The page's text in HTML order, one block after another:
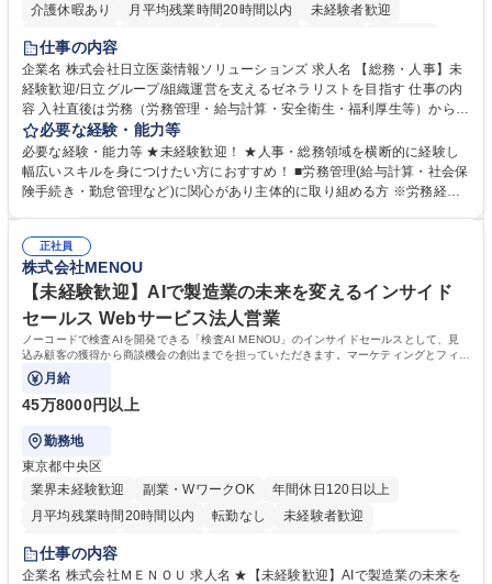
介護休暇あり 月平均残業時間20時間以内
未経験者歓迎
住宅手当あり
育休あり
完全週休2日制 交通費支給 土日祝休み 寮・社宅あり
仕事の内容
企業名 株式会社日立医薬情報ソリューションズ 求人名 【総務・人事】未
経験歓迎/日立グループ/組織運営を支えるゼネラリストを目指す 仕事の内
容 入社直後は労務（労務管理・給与計算・安全衛生・福利厚生等）からお
任せいたします。将来は総務・採用・教育業務へ守備範囲を広げ、組織運
営を支えるゼネラリストをめざせます。 ・初期業務：労働時間管理、給与
計算、社会保険対応、福利厚生管理、安全衛生、健康経営推進等をお任せ
します。ご経験に応じて、休職者管理など、幅広く経験を積んでいただき
幅広く経験を積みたい意欲がある方に最適な環境です。 募集職種 【総
務・人事】未経験歓迎/日立グループ/組織運営を支えるゼネラリストを目
指す
必要な経験・能力等
必要な経験・能力等 ★未経験歓迎！ ★人事・総務領域を横断的に経験し
幅広いスキルを身につけたい方におすすめ！ ■労務管理(給与計算・社会保
険手続き・勤怠管理など)に関心があり主体的に取り組める方 ※労務経験
のご経験 ■労務管理（給与計算・社会保険手続き・勤怠管理など）の経験
■衛生管理者の資格をお持ちの方 学歴・資格 学歴：大学院 大学 高専 短大
専修学校 高校 語学力： 資格：
正社員
株式会社MENOU
【未経験歓迎】AIで製造業の未来を変えるインサイド
セールス Webサービス法人営業
ノーコードで検査AIを開発できる「検査AI MENOU」のインサイドセールスとして、見
込み顧客の獲得から商談機会の創出までを担っていただきます。マーケティングとフィー
ルドセールスをつなぐ役割として、
月給
45万8000円以上
勤務地
東京都中央区
業界未経験歓迎
副業・WワークOK
年間休日120日以上
月平均残業時間20時間以内
転勤なし
未経験者歓迎
時短勤務あり
駅近5分以内
土日祝休み 服装自由
仕事の内容
企業名 株式会社ＭＥＮＯＵ 求人名 ★【未経験歓迎】AIで製造業の未来を